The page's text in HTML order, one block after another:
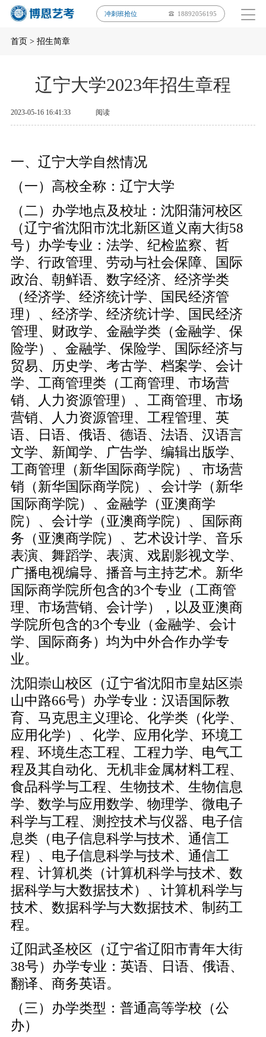
冲刺班抢位 18892056195
首页> 招生简章
辽宁大学2023年招生章程
2023-05-16 16:41:33 阅读
一、辽宁大学自然情况
（一）高校全称：辽宁大学
（二）办学地点及校址：沈阳蒲河校区
（辽宁省沈阳市沈北新区道义南大街58
号）办学专业：法学、纪检监察、哲
学、行政管理、劳动与社会保障、国际
政治、朝鲜语、数字经济、经济学类
（经济学、经济统计学、国民经济管
理）、经济学、经济统计学、国民经济
管理、财政学、金融学类（金融学、保
险学）、金融学、保险学、国际经济与
贸易、历史学、考古学、档案学、会计
学、工商管理类（工商管理、市场营
销、人力资源管理）、工商管理、市场
营销、人力资源管理、工程管理、英
语、日语、俄语、德语、法语、汉语言
文学、新闻学、广告学、编辑出版学、
工商管理（新华国际商学院）、市场营
销（新华国际商学院）、会计学（新华
国际商学院）、金融学（亚澳商学
院）、会计学（亚澳商学院）、国际商
务（亚澳商学院）、艺术设计学、音乐
表演、舞蹈学、表演、戏剧影视文学、
广播电视编导、播音与主持艺术。新华
国际商学院所包含的3个专业（工商管
理、市场营销、会计学），以及亚澳商
学院所包含的3个专业（金融学、会计
学、国际商务）均为中外合作办学专
业。
沈阳崇山校区（辽宁省沈阳市皇姑区崇
山中路66号）办学专业：汉语国际教
育、马克思主义理论、化学类（化学、
应用化学）、化学、应用化学、环境工
程、环境生态工程、工程力学、电气工
程及其自动化、无机非金属材料工程、
食品科学与工程、生物技术、生物信息
学、数学与应用数学、物理学、微电子
科学与工程、测控技术与仪器、电子信
息类（电子信息科学与技术、通信工
程）、电子信息科学与技术、通信工
程、计算机类（计算机科学与技术、数
据科学与大数据技术）、计算机科学与
技术、数据科学与大数据技术、制药工
程。
辽阳武圣校区（辽宁省辽阳市青年大街
38号）办学专业：英语、日语、俄语、
翻译、商务英语。
（三）办学类型：普通高等学校（公
办）